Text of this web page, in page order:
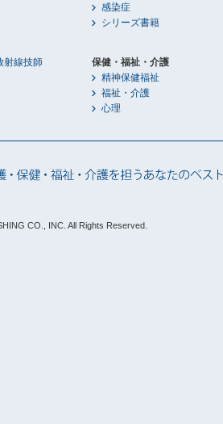
射線技師
感染症
シリーズ書籍
保健・福祉・介護
精神保健福祉
福祉・介護
心理
CO., INC. All Rights Reserved.